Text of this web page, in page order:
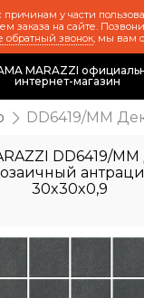
у части
заказа на сайте.
обратный звонок, мы вам
MARAZZI
интернет-магазин
DD6419/MM
DD6419/
30x30x0,9